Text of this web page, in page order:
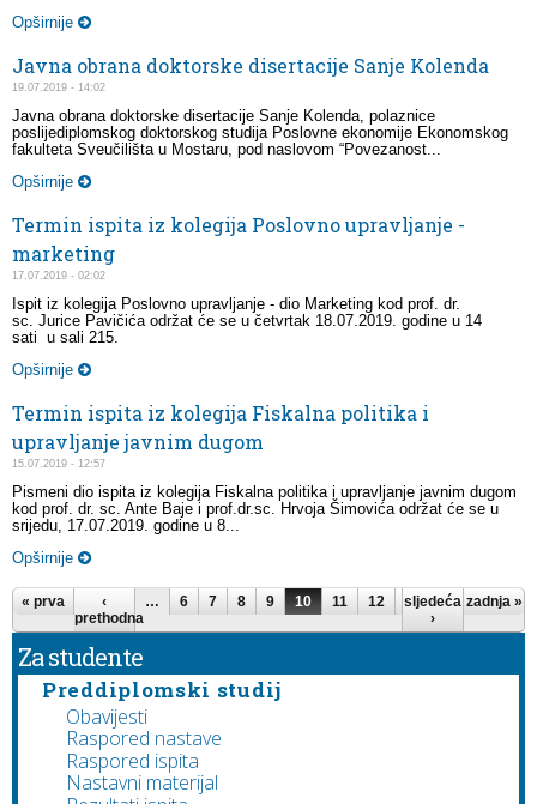
Opširnije
Javna obrana doktorske disertacije Sanje Kolenda
19.07.2019 - 14:02
Javna obrana doktorske disertacije Sanje Kolenda, polaznice
poslijediplomskog doktorskog studija Poslovne ekonomije Ekonomskog
fakulteta Sveučilišta u Mostaru, pod naslovom “Povezanost...
Opširnije
Termin ispita iz kolegija Poslovno upravljanje -
marketing
17.07.2019 - 02:02
Ispit iz kolegija Poslovno upravljanje - dio Marketing kod prof. dr.
sc. Jurice Pavičića održat će se u četvrtak 18.07.2019. godine u 14
sati u sali 215.
Opširnije
Termin ispita iz kolegija Fiskalna politika i
upravljanje javnim dugom
15.07.2019 - 12:57
Pismeni dio ispita iz kolegija Fiskalna politika i upravljanje javnim dugom
kod prof. dr. sc. Ante Baje i prof.dr.sc. Hrvoja Šimovića održat će se u
srijedu, 17.07.2019. godine u 8...
Opširnije
Stranice
« prva
‹
prethodna
… 6 7 8 9 10 11 12 13 14 …
sljedeća
›
zadnja »
Za studente
Preddiplomski studij
Obavijesti
Raspored nastave
Raspored ispita
Nastavni materijal